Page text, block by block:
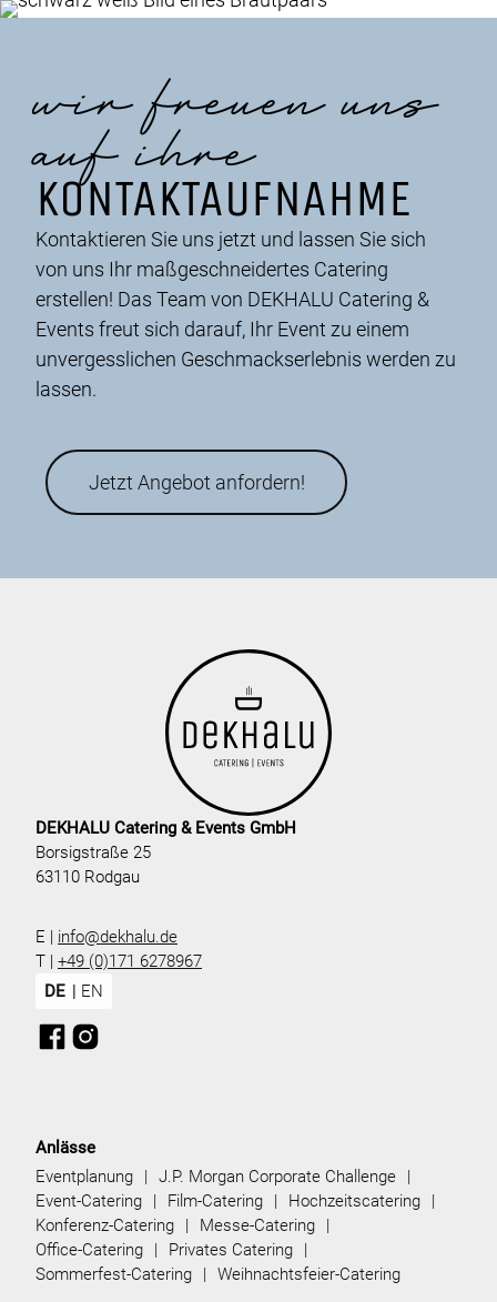
wir freuen uns
auf ihre
KONTAKTAUFNAHME
Kontaktieren Sie uns jetzt und lassen Sie sich
von uns Ihr maßgeschneidertes Catering
erstellen! Das Team von DEKHALU Catering &
Events freut sich darauf, Ihr Event zu einem
unvergesslichen Geschmackserlebnis werden zu
lassen.
Jetzt Angebot anfordern!
DEKHALU Catering & Events GmbH
Borsigstraße 25
63110 Rodgau
E | info@dekhalu.de
T | +49 (0)171 6278967
DE
EN
Anlässe
Eventplanung
J.P. Morgan Corporate Challenge
Event-Catering
Film-Catering
Hochzeitscatering
Konferenz-Catering
Messe-Catering
Office-Catering
Privates Catering
Sommerfest-Catering
Weihnachtsfeier-Catering